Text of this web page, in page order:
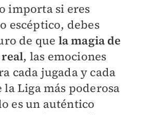
importa si eres
escéptico, debes
de que la magia de
real, las emociones
cada jugada y cada
la Liga más poderosa
es un auténtico